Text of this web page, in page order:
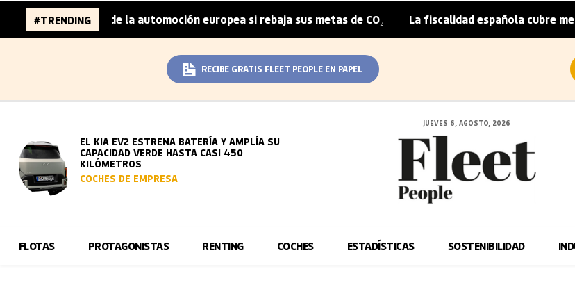
#TRENDING
de la automoción europea si rebaja sus metas de CO₂ | La fiscalidad española cubre menos de la
RECIBE GRATIS FLEET PEOPLE EN PAPEL
EL KIA EV2 ESTRENA BATERÍA Y AMPLÍA SU
CAPACIDAD VERDE HASTA CASI 450
KILÓMETROS
COCHES DE EMPRESA
JUEVES 6, AGOSTO, 2026
FLOTAS PROTAGONISTAS RENTING COCHES ESTADÍSTICAS SOSTENIBILIDAD